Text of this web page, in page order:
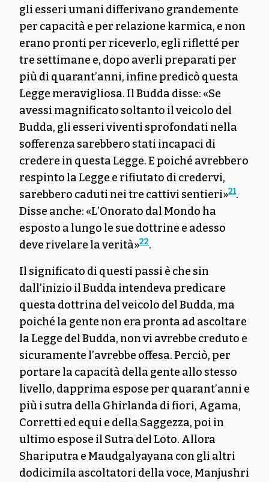
gli esseri umani differivano grandemente
per capacità e per relazione karmica, e non
erano pronti per riceverlo, egli rifletté per
tre settimane e, dopo averli preparati per
più di quarant’anni, infine predicò questa
Legge meravigliosa. Il Budda disse: «Se
avessi magnificato soltanto il veicolo del
Budda, gli esseri viventi sprofondati nella
sofferenza sarebbero stati incapaci di
credere in questa Legge. E poiché avrebbero
respinto la Legge e rifiutato di credervi,
sarebbero caduti nei tre cattivi sentieri»21.
Disse anche: «L’Onorato dal Mondo ha
esposto a lungo le sue dottrine e adesso
deve rivelare la verità»22.
Il significato di questi passi è che sin
dall’inizio il Budda intendeva predicare
questa dottrina del veicolo del Budda, ma
poiché la gente non era pronta ad ascoltare
la Legge del Budda, non vi avrebbe creduto e
sicuramente l’avrebbe offesa. Perciò, per
portare la capacità della gente allo stesso
livello, dapprima espose per quarant’anni e
più i sutra della Ghirlanda di fiori, Agama,
Corretti ed equi e della Saggezza, poi in
ultimo espose il Sutra del Loto. Allora
Shariputra e Maudgalyayana con gli altri
dodicimila ascoltatori della voce, Manjushri